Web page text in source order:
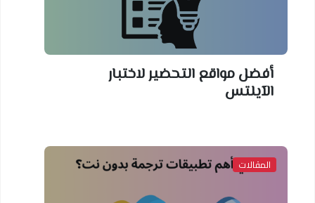
أفضل مواقع التحضير لاختبار
الآيلتس
المقالات